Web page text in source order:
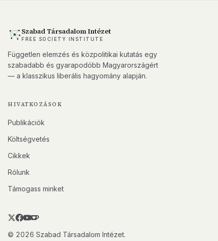
Szabad Társadalom Intézet
FREE SOCIETY INSTITUTE
Független elemzés és közpolitikai kutatás egy
szabadabb és gyarapodóbb Magyarországért
— a klasszikus liberális hagyomány alapján.
HIVATKOZÁSOK
Publikációk
Költségvetés
Cikkek
Rólunk
Támogass minket
© 2026 Szabad Társadalom Intézet.